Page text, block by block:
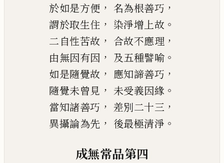
於如是方便 ， 名為根善巧 ，
謂於取生住 ， 染淨增上故 。
二自性苦故 ， 合故不應理 ，
由無因有因 ， 及五種譬喻 。
如是隨覺故 ， 應知諦善巧 ，
隨覺未曾見 ， 未受義因緣 。
當知諸善巧 ， 差別二十三 ，
異攝論為先 ， 後最極清淨 。
成無常品第四